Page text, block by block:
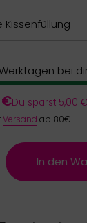
Kissenfüllung
bei
€Du sparst 5,00 €
Versand ab 80€
In den